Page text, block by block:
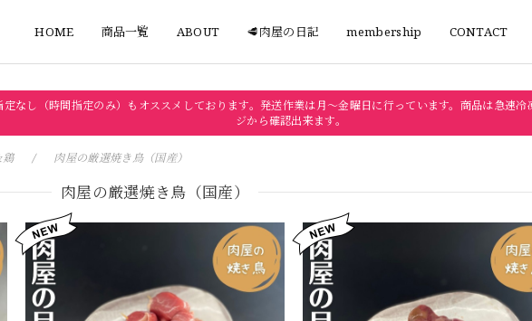
HOME 商品一覧 ABOUT 🥩肉屋の日記 membership CONTACT
定なし（時間指定のみ）もオススメしております。発送作業は月〜金曜日に行っています。商品は急速
ジから確認出来ます。
鶏 肉屋の厳選焼き鳥（国産）
肉屋の厳選焼き鳥（国産）